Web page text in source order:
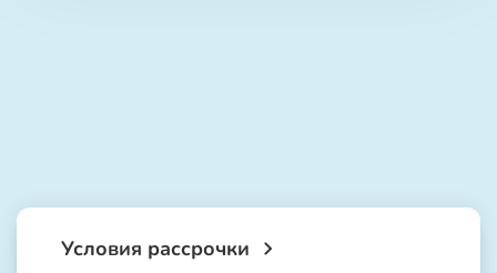
Условия рассрочки